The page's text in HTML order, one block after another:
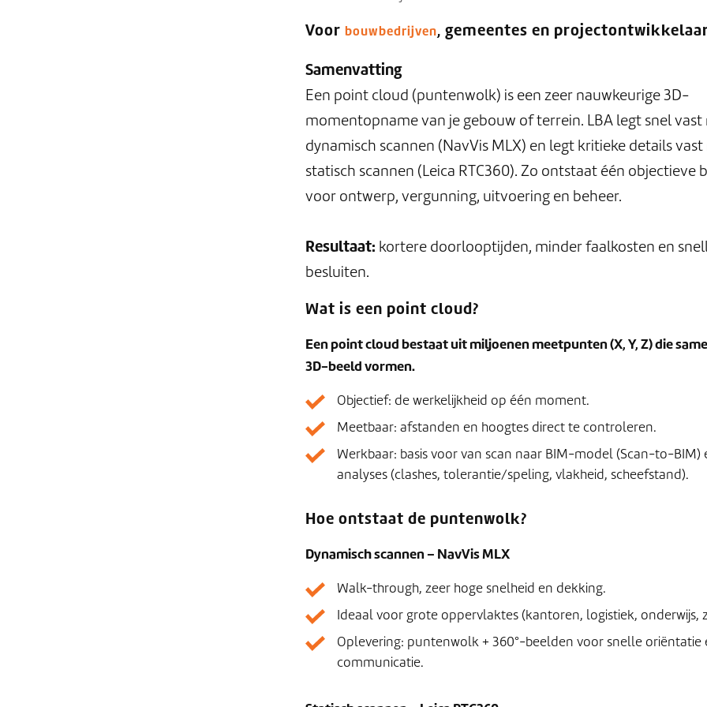
Voorbouwbedrijven, gemeentes en
Samenvatting
Een point cloud (puntenwolk) is een zeer nauwkeurige 3D-
momentopname van je gebouw of terrein. LBA legt snel
dynamisch scannen (NavVis MLX) en legt kritieke details
statisch scannen (Leica RTC360). Zo ontstaat één objectieve
voor ontwerp, vergunning, uitvoering en beheer.
Resultaat: kortere doorlooptijden, minder faalkosten en
besluiten.
Wat is een point cloud?
Een point cloud bestaat uit miljoenen meetpunten (X, Y, Z) die
3D-beeld vormen.
Objectief: de werkelijkheid op één moment.
Meetbaar: afstanden en hoogtes direct te controleren.
Werkbaar: basis voor van scan naar BIM-model (Scan-to-BIM)
analyses (clashes, tolerantie/speling, vlakheid, scheefstand).
Hoe ontstaat de puntenwolk?
Dynamisch scannen – NavVis MLX
Walk-through, zeer hoge snelheid en dekking.
Ideaal voor grote oppervlaktes (kantoren, logistiek, onderwijs,
Oplevering: puntenwolk + 360°-beelden voor snelle oriëntatie
communicatie.